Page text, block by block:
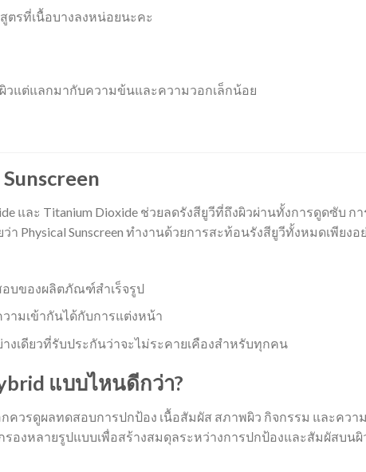
ตรที่เนื้อบางลงหน่อยนะคะ
วแต่แลกมากับความข้นและความวอกเล็กน้อย
และ Titanium Dioxide ช่วยลดรังสียูวีที่ถึงผิวผ่านทั้งการดูดซับ กา
Physical Sunscreen ทำงานด้วยการสะท้อนรังสียูวีทั้งหมดเพียงอ
อบของผลิตภัณฑ์สำเร็จรูป
ามเข้ากันได้กับการแต่งหน้า
างเดียวที่รับประกันว่าจะไม่ระคายเคืองสำหรับทุกคน
แบบไหนดีกว่า?
ควรดูผลทดสอบการปกป้อง เนื้อสัมผัส สภาพผิว กิจกรรม และความ
องหลายรูปแบบเพื่อสร้างสมดุลระหว่างการปกป้องและสัมผัสบนผิ